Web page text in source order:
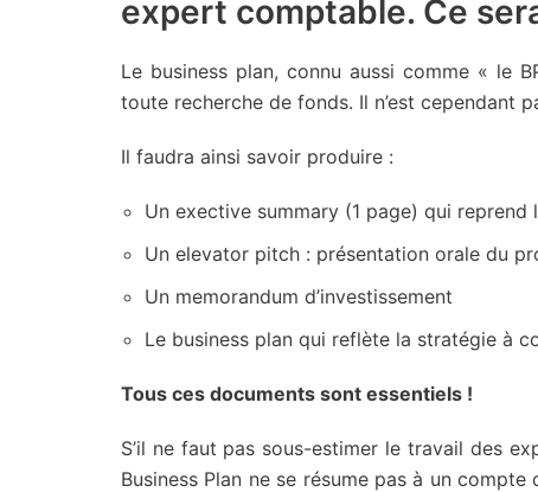
expert comptable. Ce
Le business plan, connu aussi comme « le
toute recherche de fonds. Il n’est cependant
Il faudra ainsi savoir produire :
Un exective summary (1 page) qui reprend
Un elevator pitch : présentation orale du
Un memorandum d’investissement
Le business plan qui reflète la stratégie à
Tous ces documents sont essentiels !
S’il ne faut pas sous-estimer le travail des
Business Plan ne se résume pas à un